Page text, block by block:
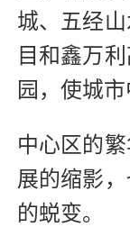
城、五经
目和鑫万
园，使城市
中心区的
展的缩影
的蜕变。